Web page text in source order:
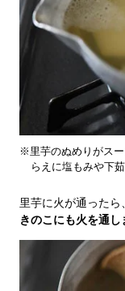
※里芋のぬめりがス
らえに塩もみや下
里芋に火が通ったら
きのこにも火を通し